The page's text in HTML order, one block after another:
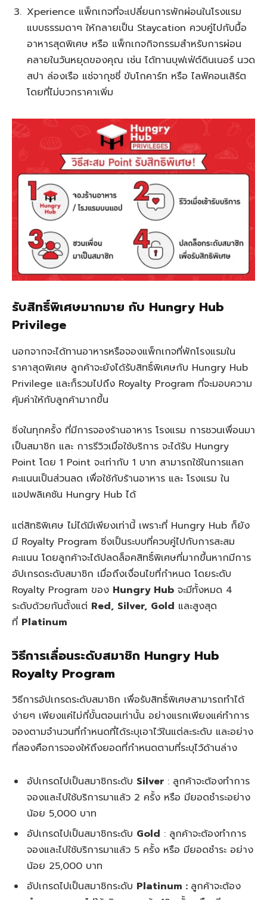
Xperience แพ็กเกจที่จะเปลี่ยนการพักผ่อนในโรงแรม
แบบธรรมดาๆ ให้กลายเป็น Staycation ควบคู่ไปกับมื้อ
อาหารสุดพิเศษ หรือ แพ็กเกจกิจกรรมสำหรับการผ่อน
คลายในวันหยุดของคุณ เช่น ได้ทานบุฟเฟ่ต์ดินเนอร์ นวด
สปา ล่องเรือ แช่จากุชชี่ ขับโกคาร์ท หรือ ไลฟ์คอนเสิร์ต
โดยที่ไม่บวกราคาเพิ่ม
รับสิทธิ์พิเศษมากมาย กับ Hungry Hub
Privilege
นอกจากจะได้ทานอาหารหรือจองแพ็กเกจที่พักโรงแรมใน
ราคาสุดพิเศษ ลูกค้าจะยังได้รับสิทธิ์พิเศษกับ Hungry Hub
Privilege และก็รวมไปถึง Royalty Program ที่จะมอบความ
คุ้มค่าให้กับลูกค้ามากขึ้น
ซิ่งในทุกครั้ง ที่มีการจองร้านอาหาร โรงแรม การชวนเพื่อนมา
เป็นสมาชิก และ การรีวิวเมื่อใช้บริการ จะได้รับ Hungry
Point โดย 1 Point จะเท่ากับ 1 บาท สามารถใช้ในการแลก
คะแนนเป็นส่วนลด เพื่อใช้กับร้านอาหาร และ โรงแรม ใน
แอปพลิเคชัน Hungry Hub ได้
แต่สิทธิพิเศษ ไม่ได้มีเพียงเท่านี้ เพราะที่ Hungry Hub ก็ยัง
มี Royalty Program ซิ่งเป็นระบบที่ควบคู่ไปกับการสะสม
คะแนน โดยลูกค้าจะได้ปลดล็อคสิทธิ์พิเศษที่มากขึ้นหากมีการ
อัปเกรดระดับสมาชิก เมื่อถึงเงื่อนไขที่กำหนด โดยระดับ
Royalty Program ของ Hungry Hub จะมีทั้งหมด 4
ระดับด้วยกันตั้งแต่ Red, Silver, Gold และสูงสุด
ที่ Platinum
วิธีการเลื่อนระดับสมาชิก Hungry Hub
Royalty Program
วิธีการอัปเกรดระดับสมาชิก เพื่อรับสิทธิ์พิเศษสามารถทำได้
ง่ายๆ เพียงแค่ไม่กี่ขั้นตอนเท่านั้น อย่างแรกเพียงแค่ทำการ
จองตามจำนวนที่กำหนดที่ได้ระบุเอาไว้ในแต่ละระดับ และอย่าง
ที่สองคือการจองให้ถึงยอดที่กำหนดตามที่ระบุไว้ด้านล่าง
อัปเกรดไปเป็นสมาชิกระดับ Silver : ลูกค้าจะต้องทำการ
จองและไปใช้บริการมาแล้ว 2 ครั้ง หรือ มียอดชำระอย่าง
น้อย 5,000 บาท
อัปเกรดไปเป็นสมาชิกระดับ Gold : ลูกค้าจะต้องทำการ
จองและไปใช้บริการมาแล้ว 5 ครั้ง หรือ มียอดชำระ อย่าง
น้อย 25,000 บาท
อัปเกรดไปเป็นสมาชิกระดับ Platinum : ลูกค้าจะต้อง